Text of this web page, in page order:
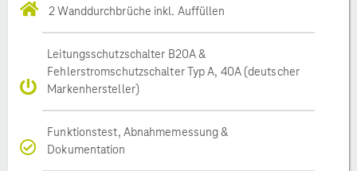
2 Wanddurchbrüche inkl. Auffüllen
Leitungsschutzschalter B20A &
Fehlerstromschutzschalter Typ A, 40A (deutscher
Markenhersteller)
Funktionstest, Abnahmemessung &
Dokumentation